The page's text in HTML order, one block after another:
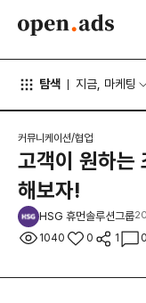
탐색 지금, 마케팅
커뮤니케이션/협업
고객이 원하는
해보자!
HSG 휴먼솔루션그룹
1040 0 1 0